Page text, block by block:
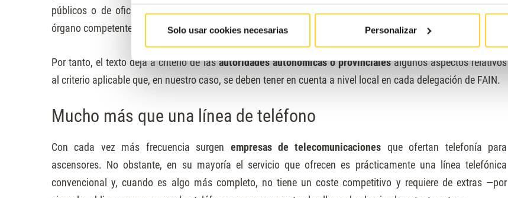
Solo usar cookies necesarias Personalizar
públicos o de oficinas), estacional o viviendas de baja ocupación, y otras situaciones que determine el
órgano competente de la comunidad autónoma.”
Por tanto, el texto deja a criterio de lasautoridades autonómicas o provincialesalgunos aspectos relativos
al criterio aplicable que, en nuestro caso, se deben tener en cuenta a nivel local en cada delegación de FAIN.
Mucho más que una línea de teléfono
Con cada vez más frecuencia surgen empresas de telecomunicaciones que ofertan telefonía para
ascensores. No obstante, en su mayoría el servicio que ofrecen es prácticamente una línea telefónica
convencional y, cuando es algo más completo, no tiene un coste competitivo y requiere de extras —por